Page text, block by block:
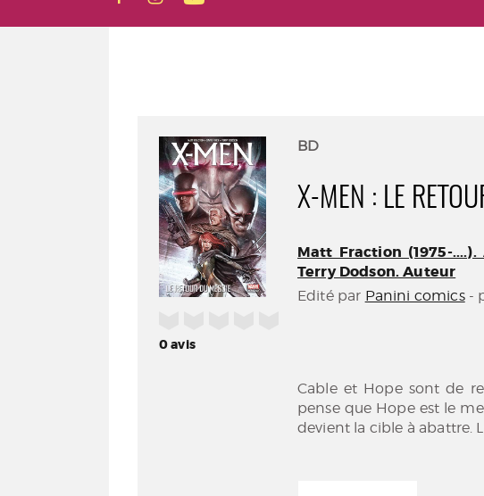
0avis
BD
X-MEN : LE
Matt Fraction (1975-
Terry Dodson. Auteur
Edité par Panini comics-
Cable et Hope sont de
pense que Hope est le
devient la cible à abattre.